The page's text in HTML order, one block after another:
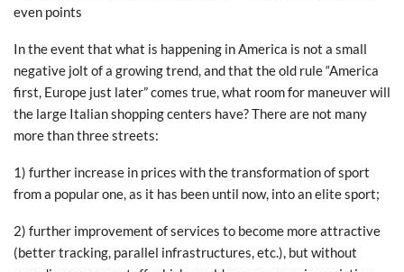
even points
In the event that what is happening in America is not a small
negative jolt of a growing trend, and that the old rule “America
first, Europe just later” comes true, what room for maneuver will
the large Italian shopping centers have? There are not many
more than three streets:
1) further increase in prices with the transformation of sport
from a popular one, as it has been until now, into an elite sport;
2) further improvement of services to become more attractive
(better tracking, parallel infrastructures, etc.), but without